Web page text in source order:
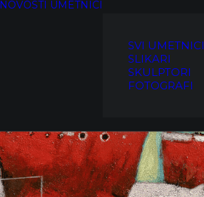
NOVOSTI UMETNICI
SVI UMETNICI
SLIKARI
SKULPTORI
FOTOGRAFI